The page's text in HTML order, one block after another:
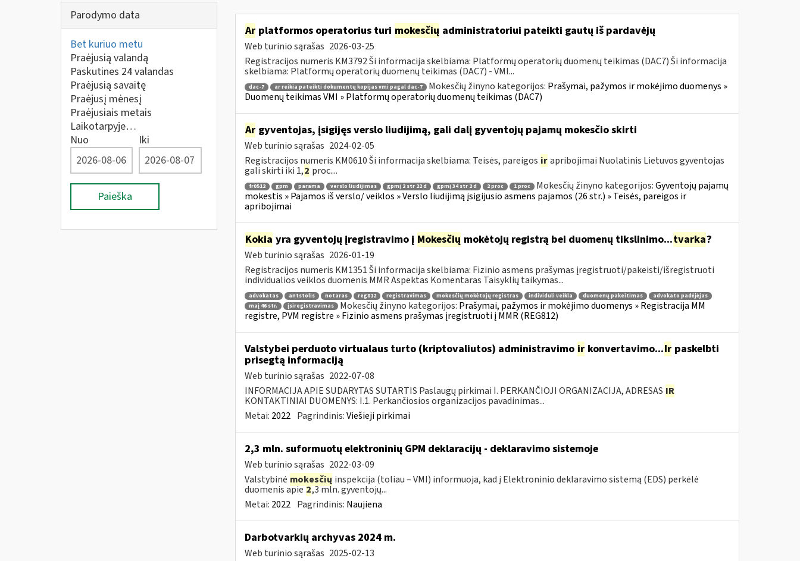
Parodymo data
Bet kuriuo metu
Praėjusią valandą
Paskutines 24 valandas
Praėjusią savaitę
Praėjusį mėnesį
Praėjusiais metais
Laikotarpyje…
Nuo
Iki
Paieška
Arplatformos operatorius turi mokesčių administratoriui pateikti gautų iš pardavėjų
Web turinio sąrašas 2026-03-25
Registracijos numeris KM3792 Ši informacija skelbiama: Platformų operatorių duomenų teikimas (DAC7) Ši informacija
skelbiama: Platformų operatorių duomenų teikimas (DAC7) - VMI...
dac-7 ar reikia pateikti dokumentų kopijas vmi pagal dac-7 Mokesčių žinyno kategorijos: Prašymai, pažymos ir mokėjimo duomenys »
Duomenų teikimas VMI » Platformų operatorių duomenų teikimas (DAC7)
Argyventojas, įsigijęs verslo liudijimą, gali dalį gyventojų pajamų mokesčio skirti
Web turinio sąrašas 2024-02-05
Registracijos numeris KM0610 Ši informacija skelbiama: Teisės, pareigos ir apribojimai Nuolatinis Lietuvos gyventojas
gali skirti iki 1,2 proc....
fr0512 gpm parama verslo liudijimas gpmį 2 str 22 d gpmį 34 str 2 d 2 proc 1 proc Mokesčių žinyno kategorijos:Gyventojų pajamų
mokestis » Pajamos iš verslo/ veiklos » Verslo liudijimą įsigijusio asmens pajamos (26 str.) » Teisės, pareigos ir
apribojimai
Kokia yra gyventojų įregistravimo į Mokesčių mokėtojų registrą bei duomenų tikslinimo...tvarka?
Web turinio sąrašas 2026-01-19
Registracijos numeris KM1351 Ši informacija skelbiama: Fizinio asmens prašymas įregistruoti/pakeisti/išregistruoti
individualios veiklos duomenis MMR Aspektas Komentaras Taisyklių taikymas...
advokatas antstolis notaras reg812 registravimas mokesčių mokėtojų registras individuli veikla duomenų pakeitimas
advokato padėjėjas
maį 46 str.
įsiregistravimas Mokesčių žinyno kategorijos: Prašymai, pažymos ir mokėjimo duomenys » Registracija MM
registre, PVM registre » Fizinio asmens prašymas įregistruoti į MMR (REG812)
Valstybei perduoto virtualaus turto (kriptovaliutos) administravimo irkonvertavimo...Irpaskelbti
prisegtą informaciją
Web turinio sąrašas 2022-07-08
INFORMACIJA APIE SUDARYTAS SUTARTIS Paslaugų pirkimai I. PERKANČIOJI ORGANIZACIJA, ADRESAS IR
KONTAKTINIAI DUOMENYS: I.1. Perkančiosios organizacijos pavadinimas...
Metai: 2022 Pagrindinis:Viešieji pirkimai
2,3 mln. suformuotų elektroninių GPM deklaracijų - deklaravimo sistemoje
Web turinio sąrašas 2022-03-09
Valstybinė mokesčių inspekcija (toliau – VMI) informuoja, kad į Elektroninio deklaravimo sistemą (EDS) perkėlė
duomenis apie2,3 mln. gyventojų...
Metai: 2022 Pagrindinis: Naujiena
Darbotvarkių archyvas 2024 m.
Web turinio sąrašas 2025-02-13